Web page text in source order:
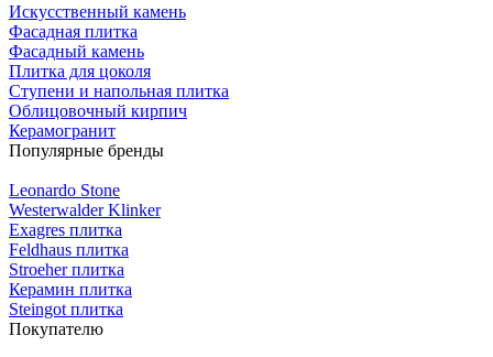
Искусственный камень
Фасадная плитка
Фасадный камень
Плитка для цоколя
Ступени и напольная плитка
Облицовочный кирпич
Керамогранит
Популярные бренды
Leonardo Stone
Westerwalder Klinker
Exagres плитка
Feldhaus плитка
Stroeher плитка
Керамин плитка
Steingot плитка
Покупателю